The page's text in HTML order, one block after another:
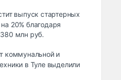
выпуск стартерных
20% благодаря
млн руб.
коммунальной и
в Туле выделили